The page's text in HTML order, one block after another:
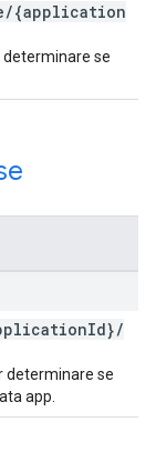
/{application
determinare se
Id}/
determinare se
app.